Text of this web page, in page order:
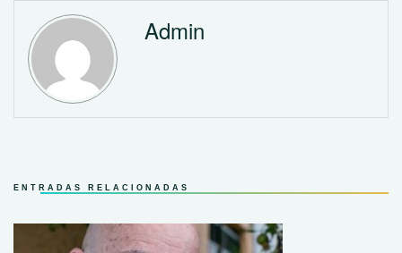
Admin
ENTRADAS RELACIONADAS